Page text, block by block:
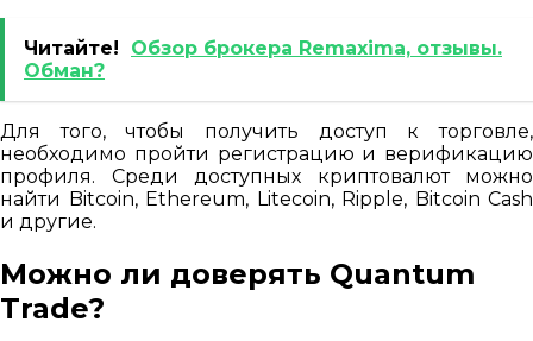
Читайте!
Обзор брокера Remaxima, отзывы.
Обман?
Для того, чтобы получить доступ к торговле,
необходимо пройти регистрацию и верификацию
профиля. Среди доступных криптовалют можно
найти Bitcoin, Ethereum, Litecoin, Ripple, Bitcoin Cash
и другие.
Можно ли доверять Quantum
Trade?